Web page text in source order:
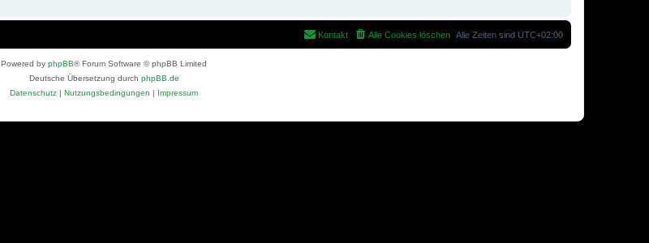
Alle Zeiten sind UTC+02:00
Alle Cookies löschen
Kontakt
Powered by phpBB® Forum Software © phpBB Limited
Deutsche Übersetzung durch phpBB.de
Datenschutz | Nutzungsbedingungen | Impressum